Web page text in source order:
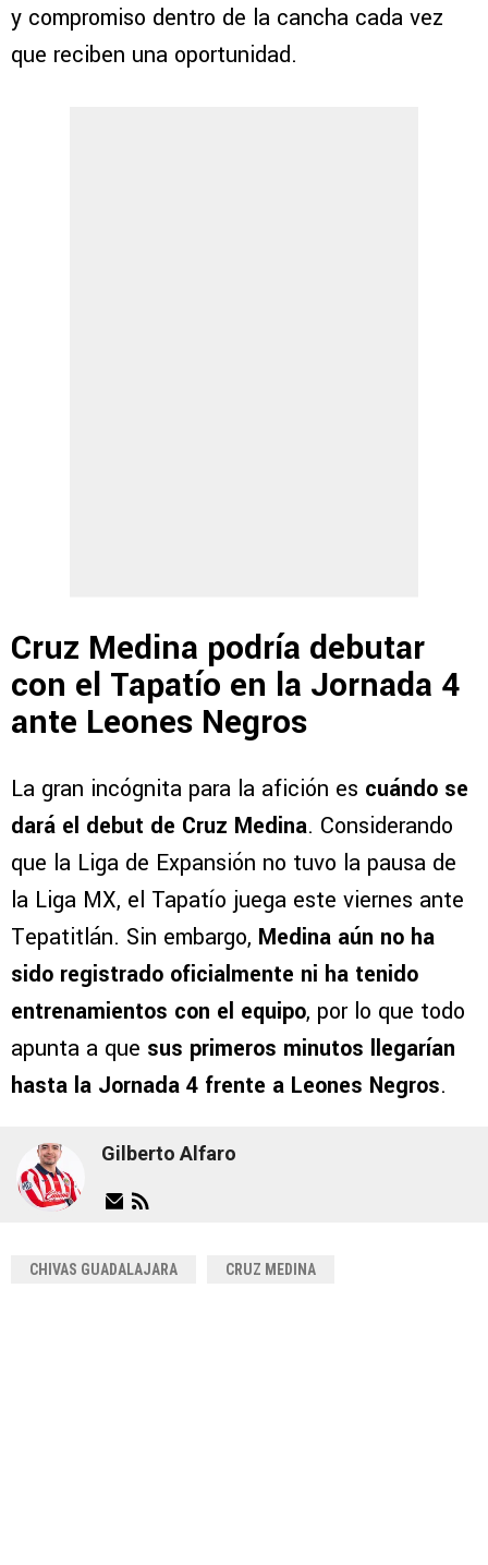
y compromiso dentro de la cancha cada vez
que reciben una oportunidad.
Cruz Medina podría debutar
con el Tapatío en la Jornada 4
ante Leones Negros
La gran incógnita para la afición es cuándo se
dará el debut de Cruz Medina. Considerando
que la Liga de Expansión no tuvo la pausa de
la Liga MX, el Tapatío juega este viernes ante
Tepatitlán. Sin embargo, Medina aún no ha
sido registrado oficialmente ni ha tenido
entrenamientos con el equipo, por lo que todo
apunta a que sus primeros minutos llegarían
hasta la Jornada 4 frente a Leones Negros.
Gilberto Alfaro
CHIVAS GUADALAJARA CRUZ MEDINA